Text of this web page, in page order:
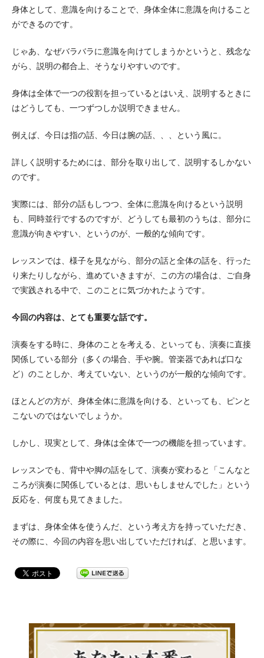
身体として、意識を向けることで、身体全体に意識を向けること
ができるのです。
じゃあ、なぜバラバラに意識を向けてしまうかというと、残念な
がら、説明の都合上、そうなりやすいのです。
身体は全体で一つの役割を担っているとはいえ、説明するときに
はどうしても、一つずつしか説明できません。
例えば、今日は指の話、今日は腕の話、、、という風に。
詳しく説明するためには、部分を取り出して、説明するしかない
のです。
実際には、部分の話もしつつ、全体に意識を向けるという説明
も、同時並行でするのですが、どうしても最初のうちは、部分に
意識が向きやすい、というのが、一般的な傾向です。
レッスンでは、様子を見ながら、部分の話と全体の話を、行った
り来たりしながら、進めていきますが、この方の場合は、ご自身
で実践される中で、このことに気づかれたようです。
今回の内容は、とても重要な話です。
演奏をする時に、身体のことを考える、といっても、演奏に直接
関係している部分（多くの場合、手や腕。管楽器であれば口な
ど）のことしか、考えていない、というのが一般的な傾向です。
ほとんどの方が、身体全体に意識を向ける、といっても、ピンと
こないのではないでしょうか。
しかし、現実として、身体は全体で一つの機能を担っています。
レッスンでも、背中や脚の話をして、演奏が変わると「こんなと
ころが演奏に関係しているとは、思いもしませんでした」という
反応を、何度も見てきました。
まずは、身体全体を使うんだ、という考え方を持っていただき、
その際に、今回の内容を思い出していただければ、と思います。